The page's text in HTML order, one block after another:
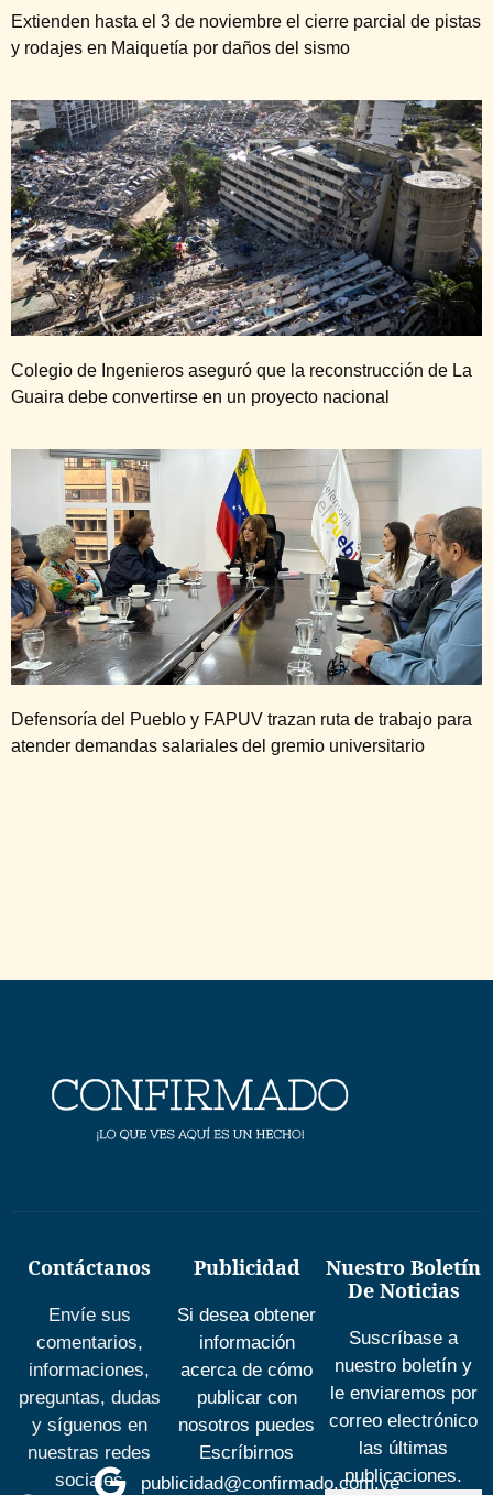
Extienden hasta el 3 de noviembre el cierre parcial de pistas
y rodajes en Maiquetía por daños del sismo
Colegio de Ingenieros aseguró que la reconstrucción de La
Guaira debe convertirse en un proyecto nacional
Defensoría del Pueblo y FAPUV trazan ruta de trabajo para
atender demandas salariales del gremio universitario
Contáctanos
Envíe sus
comentarios,
informaciones,
preguntas, dudas
y síguenos en
nuestras redes
sociales
Publicidad
Si desea obtener
información
acerca de cómo
publicar con
nosotros puedes
Escríbirnos
publicidad@confirmado.com.ve
Nuestro Boletín
De Noticias
Suscríbase a
nuestro boletín y
le enviaremos por
correo electrónico
las últimas
publicaciones.